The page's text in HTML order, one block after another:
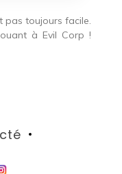
pas toujours facile.
à Evil Corp !